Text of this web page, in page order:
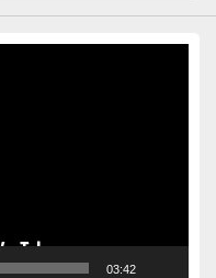
03:42